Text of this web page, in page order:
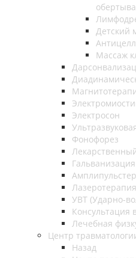
Детский
Массаж
Электросон
Фонофорез
Гальванизация
Лазеротерапия
УВТ (Ударно-
Консультация
Лечебная
Центр
Назад